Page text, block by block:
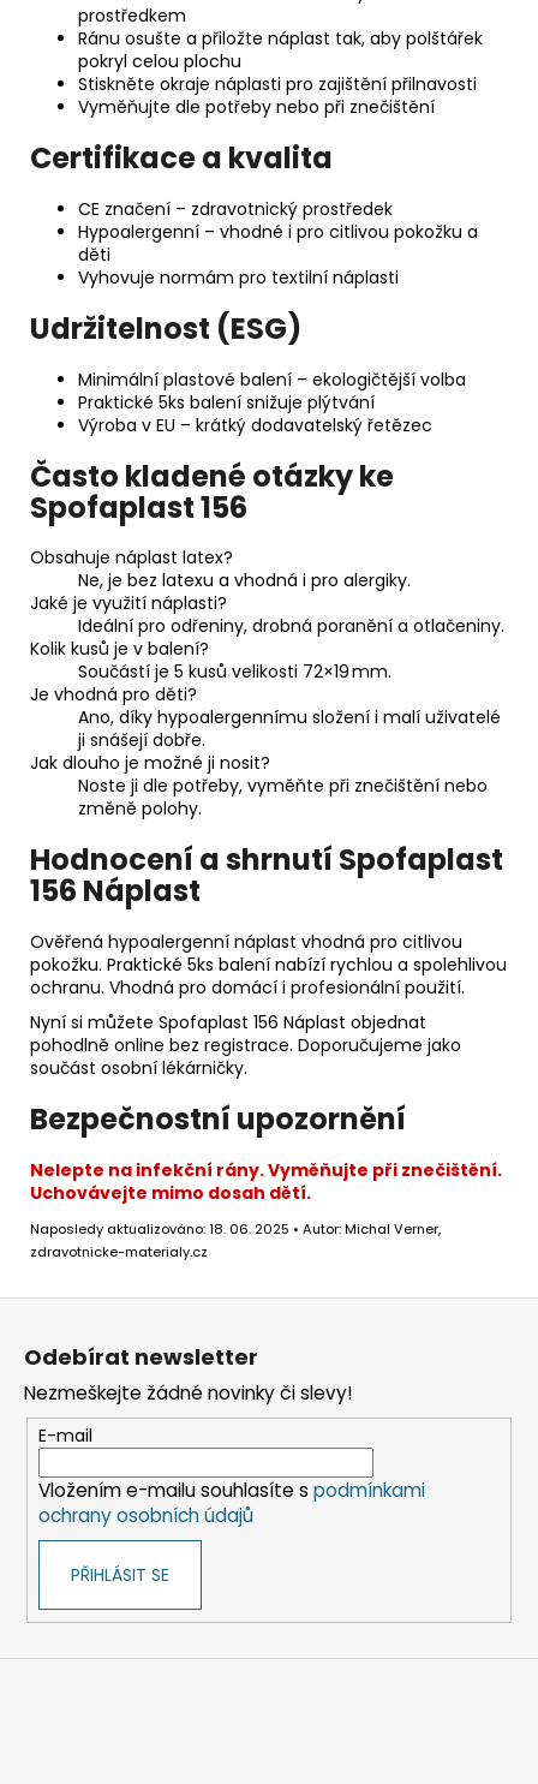
prostředkem
Ránu osušte a přiložte náplast tak, aby polštářek
pokryl celou plochu
Stiskněte okraje náplasti pro zajištění přilnavosti
Vyměňujte dle potřeby nebo při znečištění
Certifikace a kvalita
CE značení – zdravotnický prostředek
Hypoalergenní – vhodné i pro citlivou pokožku a
děti
Vyhovuje normám pro textilní náplasti
Udržitelnost (ESG)
Minimální plastové balení – ekologičtější volba
Praktické 5ks balení snižuje plýtvání
Výroba v EU – krátký dodavatelský řetězec
Často kladené otázky ke
Spofaplast 156
Obsahuje náplast latex?
Ne, je bez latexu a vhodná i pro alergiky.
Jaké je využití náplasti?
Ideální pro odřeniny, drobná poranění a otlačeniny.
Kolik kusů je v balení?
Součástí je 5 kusů velikosti 72×19 mm.
Je vhodná pro děti?
Ano, díky hypoalergennímu složení i malí uživatelé
ji snášejí dobře.
Jak dlouho je možné ji nosit?
Noste ji dle potřeby, vyměňte při znečištění nebo
změně polohy.
Hodnocení a shrnutí Spofaplast
156 Náplast
Ověřená hypoalergenní náplast vhodná pro citlivou
pokožku. Praktické 5ks balení nabízí rychlou a spolehlivou
ochranu. Vhodná pro domácí i profesionální použití.
Nyní si můžete Spofaplast 156 Náplast objednat
pohodlně online bez registrace. Doporučujeme jako
součást osobní lékárničky.
Bezpečnostní upozornění
Nelepte na infekční rány. Vyměňujte při znečištění.
Uchovávejte mimo dosah dětí.
Naposledy aktualizováno: 18. 06. 2025 • Autor: Michal Verner,
zdravotnicke-materialy.cz
Z
Odebírat newsletter
Nezmeškejte žádné novinky či slevy!
E-mail
Vložením e-mailu souhlasíte s podmínkami
ochrany osobních údajů
PŘIHLÁSIT SE